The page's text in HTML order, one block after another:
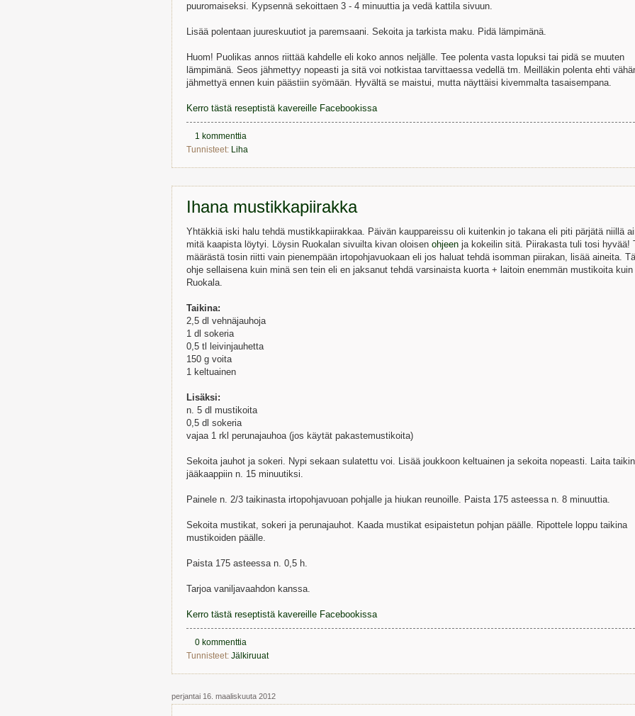
puuromaiseksi. Kypsennä sekoittaen 3 - 4 minuuttia ja vedä kattila sivuun.
Lisää polentaan juureskuutiot ja paremsaani. Sekoita ja tarkista maku. Pidä lämpimänä.
Huom! Puolikas annos riittää kahdelle eli koko annos neljälle. Tee polenta vasta lopuksi tai pidä se muuten
lämpimänä. Seos jähmettyy nopeasti ja sitä voi notkistaa tarvittaessa vedellä tm. Meilläkin polenta ehti
jähmettyä ennen kuin päästiin syömään. Hyvältä se maistui, mutta näyttäisi kivemmalta tasaisempana.
Kerro tästä reseptistä kavereille Facebookissa
1 kommenttia
Tunnisteet: Liha
Ihana mustikkapiirakka
Yhtäkkiä iski halu tehdä mustikkapiirakkaa. Päivän kauppareissu oli kuitenkin jo takana eli piti pärjätä niillä
mitä kaapista löytyi. Löysin Ruokalan sivuilta kivan oloisen ohjeen ja kokeilin sitä. Piirakasta tuli tosi hyvää!
määrästä tosin riitti vain pienempään irtopohjavuokaan eli jos haluat tehdä isomman piirakan, lisää aineita.
ohje sellaisena kuin minä sen tein eli en jaksanut tehdä varsinaista kuorta + laitoin enemmän mustikoita kuin
Ruokala.
Taikina:
2,5 dl vehnäjauhoja
1 dl sokeria
0,5 tl leivinjauhetta
150 g voita
1 keltuainen
Lisäksi:
n. 5 dl mustikoita
0,5 dl sokeria
vajaa 1 rkl perunajauhoa (jos käytät pakastemustikoita)
Sekoita jauhot ja sokeri. Nypi sekaan sulatettu voi. Lisää joukkoon keltuainen ja sekoita nopeasti. Laita
jääkaappiin n. 15 minuutiksi.
Painele n. 2/3 taikinasta irtopohjavuoan pohjalle ja hiukan reunoille. Paista 175 asteessa n. 8 minuuttia.
Sekoita mustikat, sokeri ja perunajauhot. Kaada mustikat esipaistetun pohjan päälle. Ripottele loppu taikina
mustikoiden päälle.
Paista 175 asteessa n. 0,5 h.
Tarjoa vaniljavaahdon kanssa.
Kerro tästä reseptistä kavereille Facebookissa
0 kommenttia
Tunnisteet: Jälkiruuat
perjantai 16. maaliskuuta 2012